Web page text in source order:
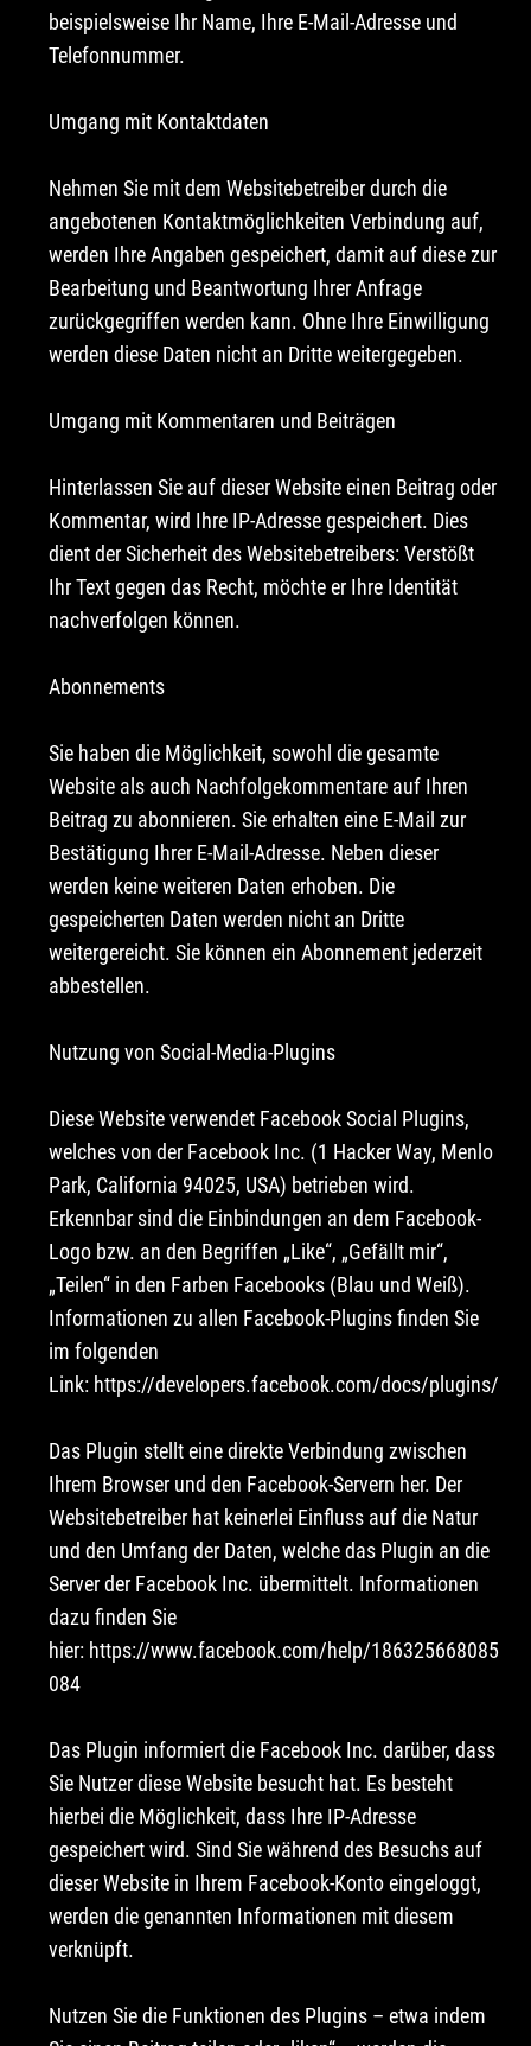
beispielsweise Ihr Name, Ihre E-Mail-Adresse und
Telefonnummer.
Umgang mit Kontaktdaten
Nehmen Sie mit dem Websitebetreiber durch die
angebotenen Kontaktmöglichkeiten Verbindung auf,
werden Ihre Angaben gespeichert, damit auf diese zur
Bearbeitung und Beantwortung Ihrer Anfrage
zurückgegriffen werden kann. Ohne Ihre Einwilligung
werden diese Daten nicht an Dritte weitergegeben.
Umgang mit Kommentaren und Beiträgen
Hinterlassen Sie auf dieser Website einen Beitrag oder
Kommentar, wird Ihre IP-Adresse gespeichert. Dies
dient der Sicherheit des Websitebetreibers: Verstößt
Ihr Text gegen das Recht, möchte er Ihre Identität
nachverfolgen können.
Abonnements
Sie haben die Möglichkeit, sowohl die gesamte
Website als auch Nachfolgekommentare auf Ihren
Beitrag zu abonnieren. Sie erhalten eine E-Mail zur
Bestätigung Ihrer E-Mail-Adresse. Neben dieser
werden keine weiteren Daten erhoben. Die
gespeicherten Daten werden nicht an Dritte
weitergereicht. Sie können ein Abonnement jederzeit
abbestellen.
Nutzung von Social-Media-Plugins
Diese Website verwendet Facebook Social Plugins,
welches von der Facebook Inc. (1 Hacker Way, Menlo
Park, California 94025, USA) betrieben wird.
Erkennbar sind die Einbindungen an dem Facebook-
Logo bzw. an den Begriffen „Like“, „Gefällt mir“,
„Teilen“ in den Farben Facebooks (Blau und Weiß).
Informationen zu allen Facebook-Plugins finden Sie
im folgenden
Link: https://developers.facebook.com/docs/plugins/
Das Plugin stellt eine direkte Verbindung zwischen
Ihrem Browser und den Facebook-Servern her. Der
Websitebetreiber hat keinerlei Einfluss auf die Natur
und den Umfang der Daten, welche das Plugin an die
Server der Facebook Inc. übermittelt. Informationen
dazu finden Sie
hier: https://www.facebook.com/help/186325668085
084
Das Plugin informiert die Facebook Inc. darüber, dass
Sie Nutzer diese Website besucht hat. Es besteht
hierbei die Möglichkeit, dass Ihre IP-Adresse
gespeichert wird. Sind Sie während des Besuchs auf
dieser Website in Ihrem Facebook-Konto eingeloggt,
werden die genannten Informationen mit diesem
verknüpft.
Nutzen Sie die Funktionen des Plugins – etwa indem